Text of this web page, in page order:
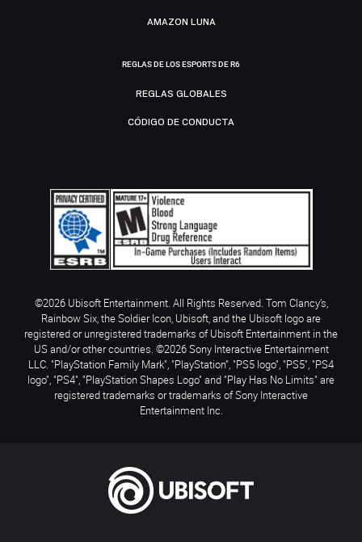
AMAZON LUNA
REGLAS DE LOS ESPORTS DE R6
REGLAS GLOBALES
CÓDIGO DE CONDUCTA
©2026 Ubisoft Entertainment. All Rights Reserved. Tom Clancy’s,
Rainbow Six, the Soldier Icon, Ubisoft, and the Ubisoft logo are
registered or unregistered trademarks of Ubisoft Entertainment in the
US and/or other countries. ©2026 Sony Interactive Entertainment
LLC. "PlayStation Family Mark", "PlayStation", "PS5 logo", "PS5", "PS4
logo", "PS4", "PlayStation Shapes Logo" and "Play Has No Limits" are
registered trademarks or trademarks of Sony Interactive
Entertainment Inc.